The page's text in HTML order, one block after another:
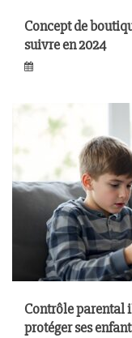
Concept de
suivre en 2024
Contrôle parental
protéger ses